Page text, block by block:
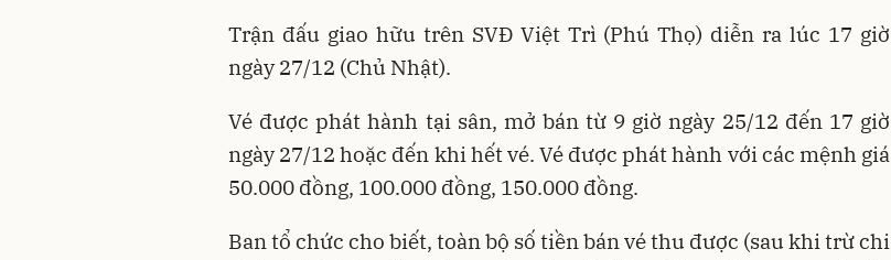
Trận đấu giao hữu trên SVĐ Việt Trì (Phú Thọ) diễn ra lúc 17 giờ
ngày 27/12 (Chủ Nhật).
Vé được phát hành tại sân, mở bán từ 9 giờ ngày 25/12 đến 17 giờ
ngày 27/12 hoặc đến khi hết vé. Vé được phát hành với các mệnh giá
50.000 đồng, 100.000 đồng, 150.000 đồng.
Ban tổ chức cho biết, toàn bộ số tiền bán vé thu được (sau khi trừ chi